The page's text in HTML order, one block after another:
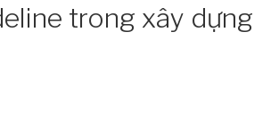
trong xây dựng